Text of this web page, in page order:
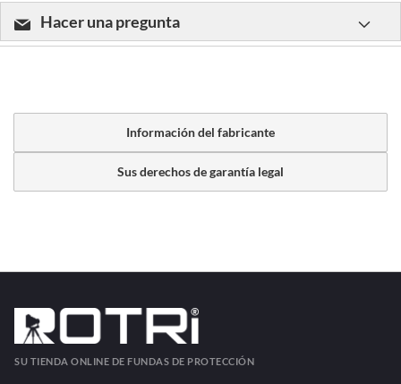
Hacer una pregunta
Información del fabricante
Sus derechos de garantía legal
SU TIENDA ONLINE DE FUNDAS DE PROTECCIÓN